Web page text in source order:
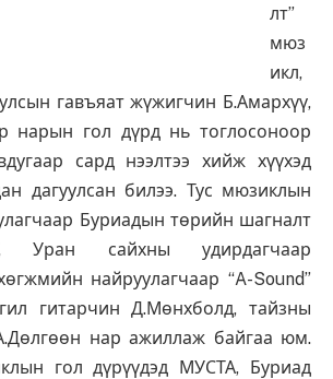
лт”
мюз
икл,
гавъяат жүжигчин Б.Амархүү,
нарын гол дүрд нь тоглосоноор
сард нээлтээ хийж хүүхэд
дагуулсан билээ. Тус мюзиклын
Буриадын төрийн шагналт
Уран сайхны удирдагчаар
найруулагчаар “A-Sound”
гитарчин Д.Мөнхболд, тайзны
нар ажиллаж байгаа юм.
гол дүрүүдэд МУСТА, Буриад